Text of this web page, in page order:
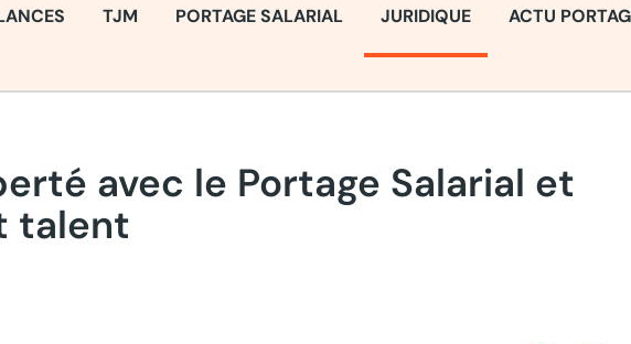
TJM PORTAGE SALARIAL JURIDIQUE ACTU
avec le Portage Salarial et
talent